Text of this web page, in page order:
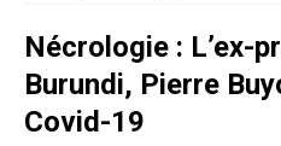
Nécrologie : L’ex-
Burundi, Pierre
Covid-19